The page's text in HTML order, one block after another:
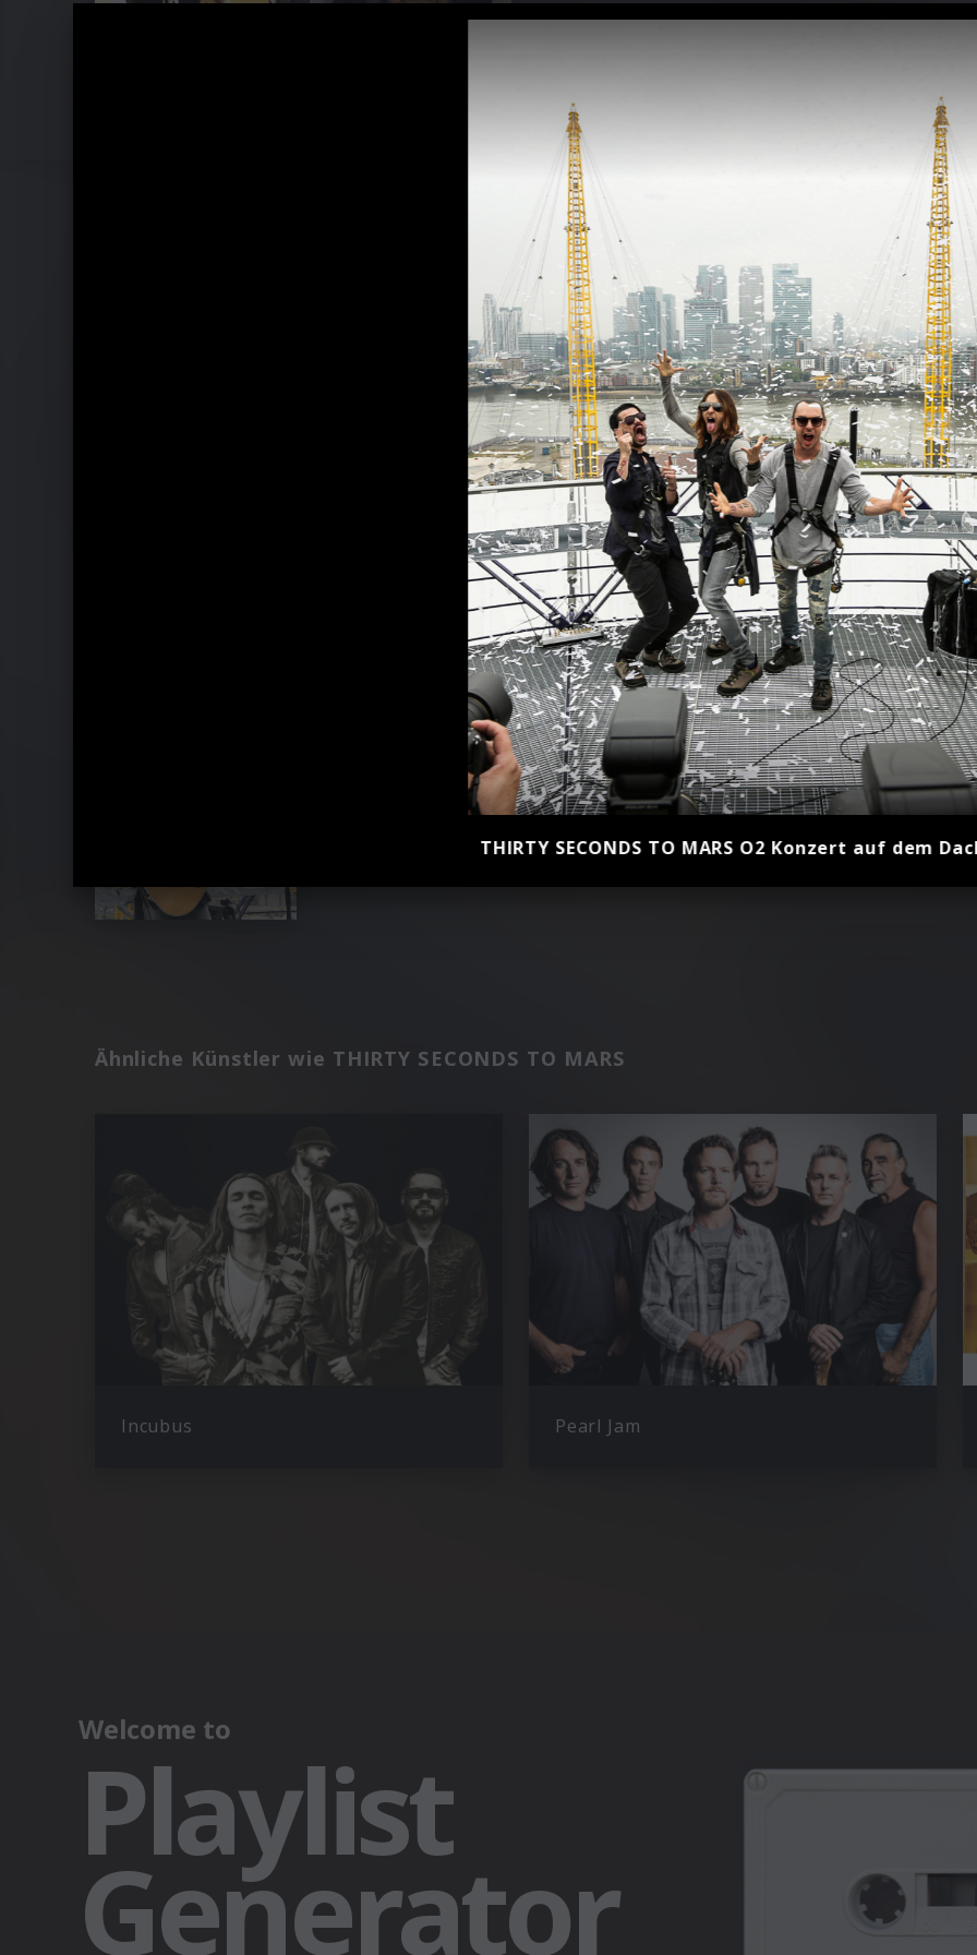
THIRTY SECONDS TO MARS O2 Konzert auf dem Dach
Ähnliche Künstler wie THIRTY SECONDS TO MARS
Incubus Pearl Jam
THIRTY SECONDS TO MARS O2 Konzert auf dem